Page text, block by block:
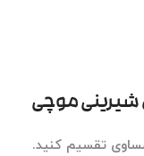
تقسیم کنید.